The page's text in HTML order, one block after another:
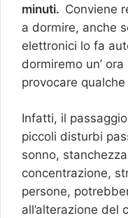
minuti. Conviene
a dormire, anche
elettronici lo fa
dormiremo un’
provocare
Infatti, il
piccoli disturbi
sonno,
concentrazione,
persone,
all’alterazione del